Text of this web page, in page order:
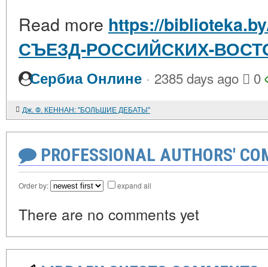
Read more https://
СЪЕЗД-РОССИЙСКИХ-
Сербиа Онлине · 2385 days ago 0
Дж. Ф. КЕННАН: "БОЛЬШИЕ ДЕБАТЫ"
PROFESSIONAL AUTHORS'
Order by: expand all
There are no comments yet